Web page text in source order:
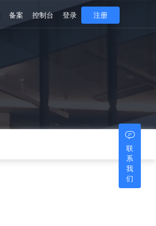
备案 控制台 登录 注册
联
系
我
们